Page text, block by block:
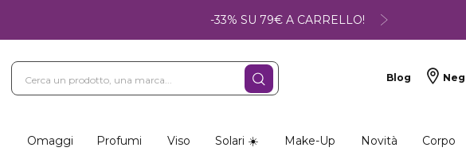
-33% SU 79€ A CARRELLO!
Blog
Omaggi Profumi Viso Solari ☀️ Make-Up Novità Corpo